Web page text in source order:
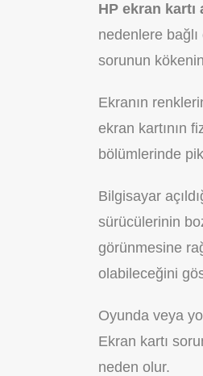
HP ekran kartı
nedenlere bağlı
sorunun
Ekranın
ekran kartının
bölümlerinde
Bilgisayar
sürücülerinin
görünmesine
olabileceğini
Oyunda veya
Ekran kartı
neden olur.